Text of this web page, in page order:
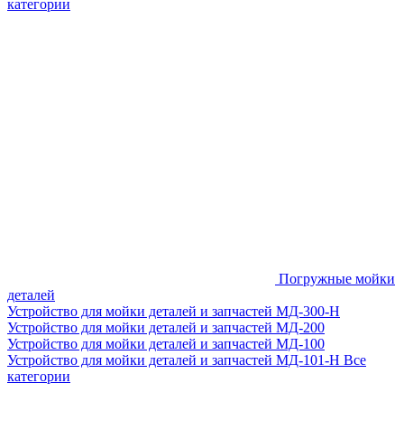
категории
Погружные мойки
деталей
Устройство для мойки деталей и запчастей МД-300-H
Устройство для мойки деталей и запчастей МД-200
Устройство для мойки деталей и запчастей МД-100
Устройство для мойки деталей и запчастей МД-101-Н Все
категории